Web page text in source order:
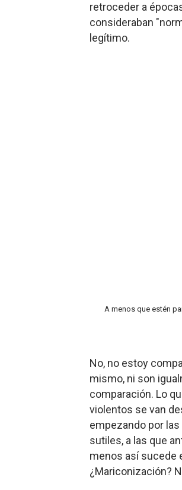
retroceder a
consideraban
legítimo.
A menos que estén
No, no estoy
mismo, ni son
comparación. Lo
violentos se van
empezando por
sutiles, a las que
menos así sucede
¿Mariconización?